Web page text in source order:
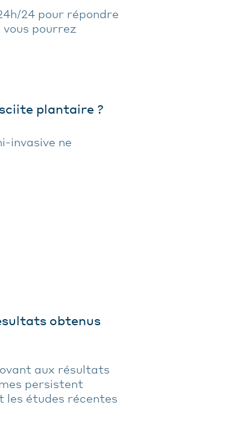
24 pour répondre
pourrez
plantaire ?
invasive ne
obtenus
aux résultats
persistent
les études récentes